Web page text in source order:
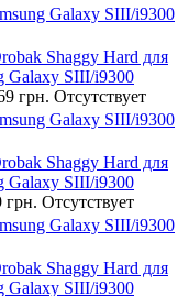
Galaxy SIII/i9300
Shaggy Hard для
Galaxy SIII/i9300
грн. Отсутствует
Galaxy SIII/i9300
Shaggy Hard для
Galaxy SIII/i9300
грн. Отсутствует
Galaxy SIII/i9300
Shaggy Hard для
Galaxy SIII/i9300